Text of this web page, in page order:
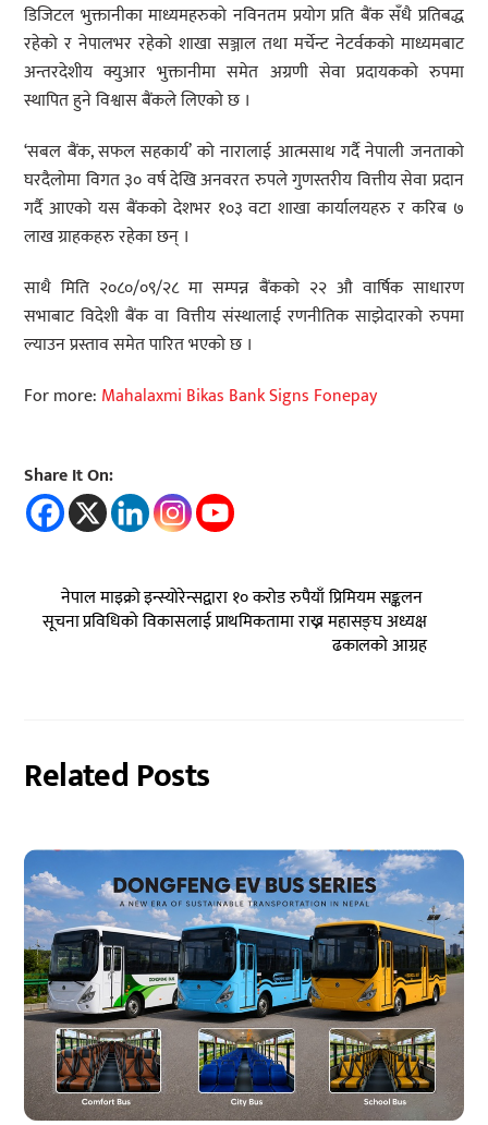
डिजिटल भुक्तानीका माध्यमहरुको नविनतम प्रयोग प्रति बैंक सँधै प्रतिबद्ध
रहेको र नेपालभर रहेको शाखा सञ्जाल तथा मर्चेन्ट नेटर्वकको माध्यमबाट
अन्तरदेशीय क्युआर भुक्तानीमा समेत अग्रणी सेवा प्रदायकको रुपमा
स्थापित हुने विश्वास बैंकले लिएको छ ।
‘सबल बैंक, सफल सहकार्य’ को नारालाई आत्मसाथ गर्दै नेपाली जनताको
घरदैलोमा विगत ३० वर्ष देखि अनवरत रुपले गुणस्तरीय वित्तीय सेवा प्रदान
गर्दै आएको यस बैंकको देशभर १०३ वटा शाखा कार्यालयहरु र करिब ७
लाख ग्राहकहरु रहेका छन् ।
साथै मिति २०८०/०९/२८ मा सम्पन्न बैंकको २२ औ वार्षिक साधारण
सभाबाट विदेशी बैंक वा वित्तीय संस्थालाई रणनीतिक साझेदारको रुपमा
ल्याउन प्रस्ताव समेत पारित भएको छ ।
For more: Mahalaxmi Bikas Bank Signs Fonepay
Share It On:
नेपाल माइक्रो इन्स्योरेन्सद्वारा १० करोड रुपैयाँ प्रिमियम सङ्कलन
सूचना प्रविधिको विकासलाई प्राथमिकतामा राख्न महासङ्घ अध्यक्ष
ढकालको आग्रह
Related Posts